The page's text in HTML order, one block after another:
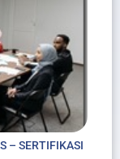
– SERTIFIKASI